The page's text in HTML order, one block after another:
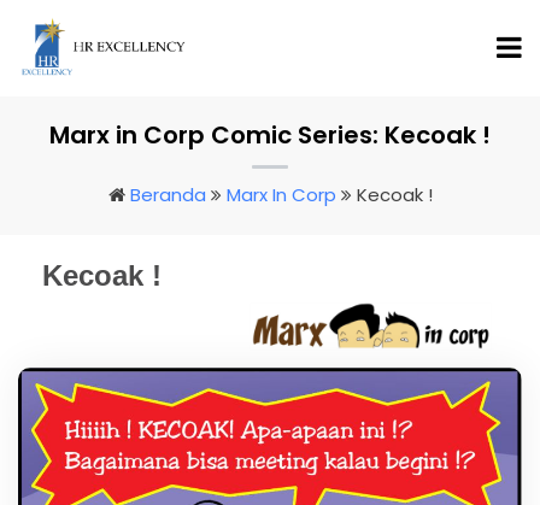
Marx in Corp Comic Series: Kecoak !
Beranda Marx In Corp Kecoak !
Kecoak !